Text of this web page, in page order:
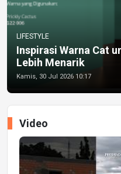
LIFESTYLE
Inspirasi Warna Cat
Lebih Menarik
Kamis, 30 Jul 2026 10:17
Video